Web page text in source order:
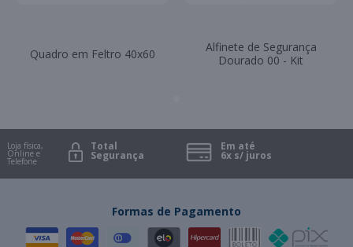
Quadro em Feltro 40x60
Alfinete de Segurança
Dourado 00 - Kit
física,
e
Total
Segurança
Em até
6x s/ juros
Formas de Pagamento